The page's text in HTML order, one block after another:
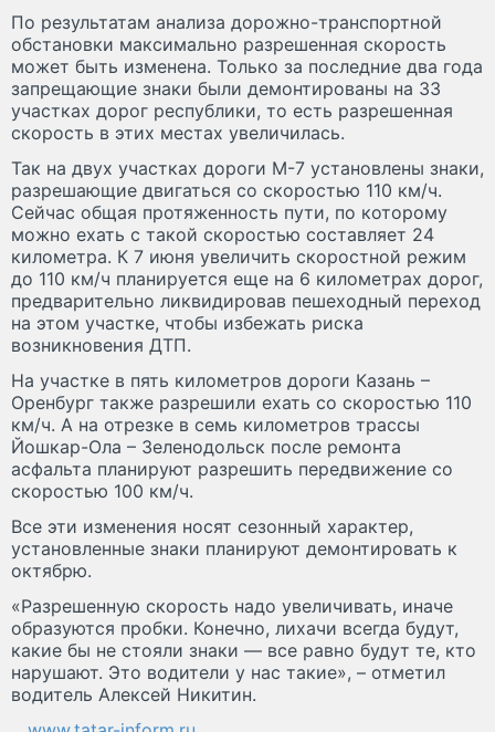
По результатам анализа дорожно-транспортной
обстановки максимально разрешенная скорость
может быть изменена. Только за последние два года
запрещающие знаки были демонтированы на 33
участках дорог республики, то есть разрешенная
скорость в этих местах увеличилась.
Так на двух участках дороги М-7 установлены знаки,
разрешающие двигаться со скоростью 110 км/ч.
Сейчас общая протяженность пути, по которому
можно ехать с такой скоростью составляет 24
километра. К 7 июня увеличить скоростной режим
до 110 км/ч планируется еще на 6 километрах дорог,
предварительно ликвидировав пешеходный переход
на этом участке, чтобы избежать риска
возникновения ДТП.
На участке в пять километров дороги Казань –
Оренбург также разрешили ехать со скоростью 110
км/ч. А на отрезке в семь километров трассы
Йошкар-Ола – Зеленодольск после ремонта
асфальта планируют разрешить передвижение со
скоростью 100 км/ч.
Все эти изменения носят сезонный характер,
установленные знаки планируют демонтировать к
октябрю.
«Разрешенную скорость надо увеличивать, иначе
образуются пробки. Конечно, лихачи всегда будут,
какие бы не стояли знаки — все равно будут те, кто
нарушают. Это водители у нас такие», – отметил
водитель Алексей Никитин.